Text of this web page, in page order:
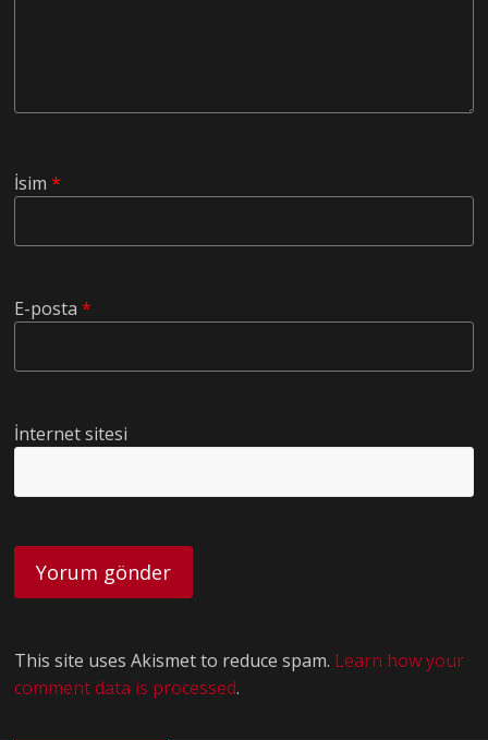
İsim*
E-posta*
İnternet sitesi
This site uses Akismet to reduce spam. Learn how your
comment data is processed.